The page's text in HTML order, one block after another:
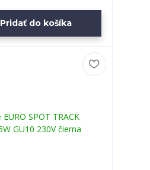
Pridať do košíka